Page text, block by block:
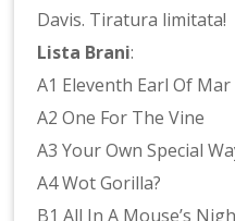
Davis. Tiratura limitata!
Lista Brani:
A1 Eleventh Earl Of Mar
A2 One For The Vine
A3 Your Own Special
A4 Wot Gorilla?
B1 All In A Mouse’s